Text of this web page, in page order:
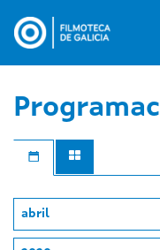
contido
abril